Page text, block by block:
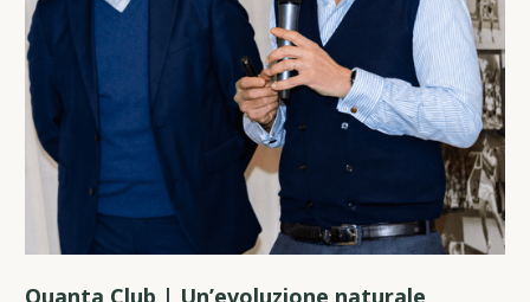
Quanta Club | Un’evoluzione naturale